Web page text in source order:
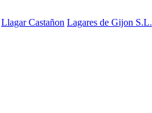
Llagar Castañon Lagares de Gijon S.L.